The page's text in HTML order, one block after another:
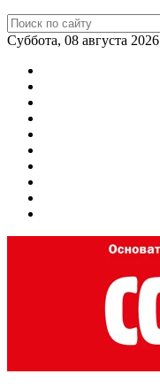
Суббота, 08 августа 2026